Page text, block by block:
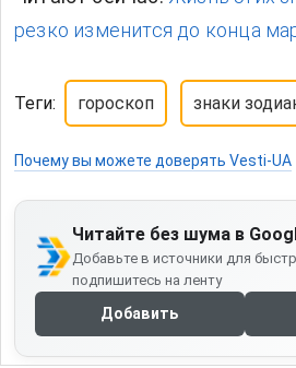
резко изменится до конца
Теги: гороскоп знаки
Почему вы можете доверять Vesti-UA
Читайте без шума в
Добавьте в источники для
подпишитесь на ленту
Добавить